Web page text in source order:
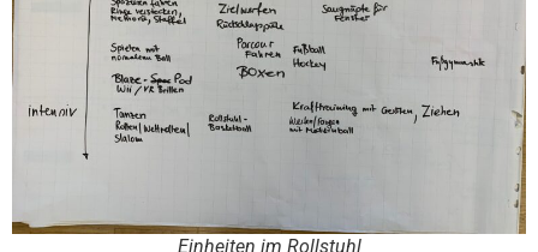
Einheiten im Rollstuhl